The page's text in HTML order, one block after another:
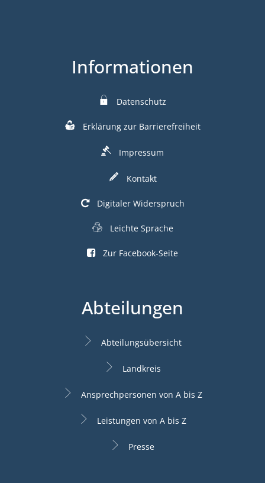
Informationen
Datenschutz
Erklärung zur Barrierefreiheit
Impressum
Kontakt
Digitaler Widerspruch
Leichte Sprache
Zur Facebook-Seite
Abteilungen
Abteilungsübersicht
Landkreis
Ansprechpersonen von A bis Z
Leistungen von A bis Z
Presse